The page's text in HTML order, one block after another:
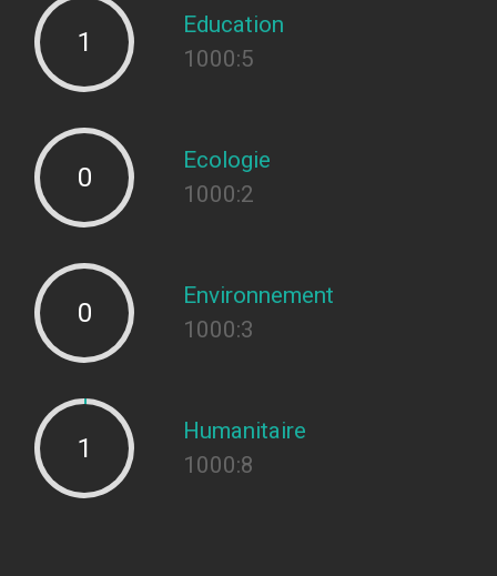
1
Education
1000:5
0
Ecologie
1000:2
0
Environnement
1000:3
1
Humanitaire
1000:8